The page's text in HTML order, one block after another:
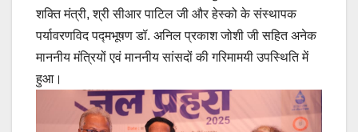
शक्ति मंत्री, श्री सीआर पाटिल जी और हेस्को के संस्थापक
पर्यावरणविद पद्मभूषण डॉ. अनिल प्रकाश जोशी जी सहित अनेक
माननीय मंत्रियों एवं माननीय सांसदों की गरिमामयी उपस्थिति में
हुआ।